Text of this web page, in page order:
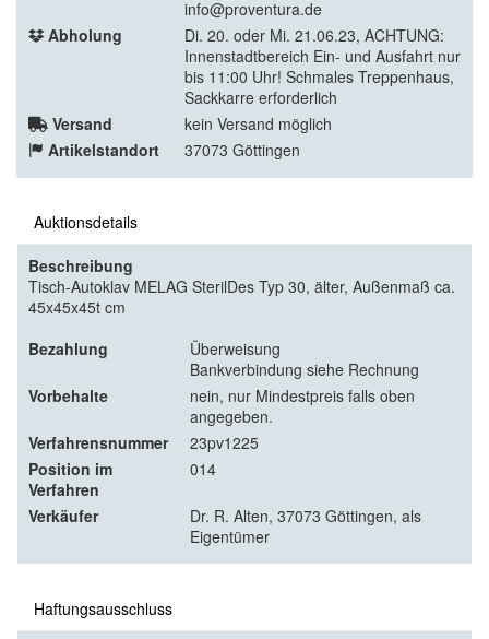
info@proventura.de
Abholung
Di. 20. oder Mi. 21.06.23, ACHTUNG:
Innenstadtbereich Ein- und Ausfahrt nur
bis 11:00 Uhr! Schmales Treppenhaus,
Sackkarre erforderlich
Versand
kein Versand möglich
Artikelstandort
37073 Göttingen
Auktionsdetails
Beschreibung
Tisch-Autoklav MELAG SterilDes Typ 30, älter, Außenmaß ca.
45x45x45t cm
Bezahlung
Überweisung
Bankverbindung siehe Rechnung
Vorbehalte
nein, nur Mindestpreis falls oben
angegeben.
Verfahrensnummer
23pv1225
Position im
Verfahren
014
Verkäufer
Dr. R. Alten, 37073 Göttingen, als
Eigentümer
Haftungsausschluss